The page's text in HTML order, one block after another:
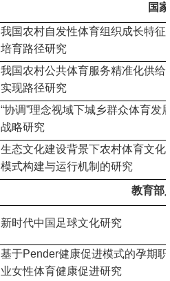
国
我国农村自发性体育组织成长特征
培育路径研究
我国农村公共体育服务精准化供给
实现路径研究
“协调”理念视域下城乡群众体育发
战略研究
生态文化建设背景下农村体育文化
模式构建与运行机制的研究
教育部
新时代中国足球文化研究
基于Pender健康促进模式的孕期职
业女性体育健康促进研究